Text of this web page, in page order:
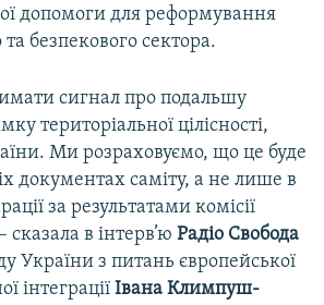
допомоги для реформування
безпекового сектора.
сигнал про подальшу
територіальної цілісності,
Ми розраховуємо, що це буде
документах саміту, а не лише в
за результатами комісії
в інтерв’ю Радіо Свобода
України з питань європейської
інтеграції Івана Климпуш-